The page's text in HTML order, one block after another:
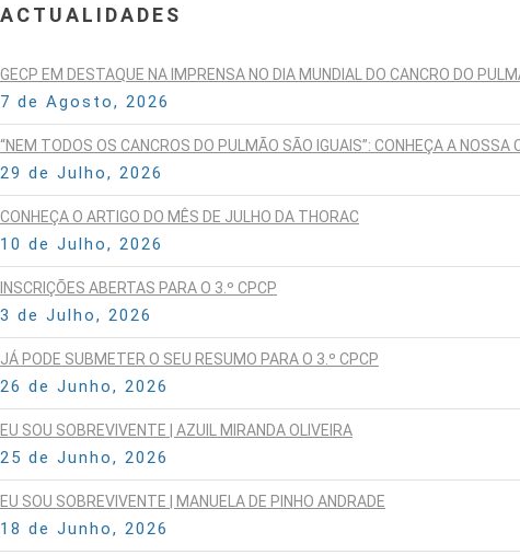
ACTUALIDADES
GECP EM DESTAQUE NA IMPRENSA NO DIA MUNDIAL DO CANCRO DO
7 de Agosto, 2026
“NEM TODOS OS CANCROS DO PULMÃO SÃO IGUAIS”: CONHEÇA A
29 de Julho, 2026
CONHEÇA O ARTIGO DO MÊS DE JULHO DA THORAC
10 de Julho, 2026
INSCRIÇÕES ABERTAS PARA O 3.º CPCP
3 de Julho, 2026
JÁ PODE SUBMETER O SEU RESUMO PARA O 3.º CPCP
26 de Junho, 2026
EU SOU SOBREVIVENTE | AZUIL MIRANDA OLIVEIRA
25 de Junho, 2026
EU SOU SOBREVIVENTE | MANUELA DE PINHO ANDRADE
18 de Junho, 2026